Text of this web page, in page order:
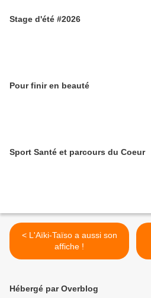
Stage d'été #2026
Pour finir en beauté
Sport Santé et parcours du Coeur
< L'Aïki-Taïso a aussi son
affiche !
Hébergé par Overblog